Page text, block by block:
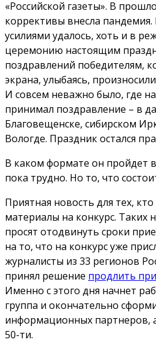
«Российской газеты». В
коррективы внесла
усилиями удалось, хоть и в
церемонию настоящим
поздравлений победителям,
экрана, улыбаясь,
И совсем неважно было, где
принимал поздравление – в
Благовещенске, сибирском
Вологде. Праздник остался
В каком формате он пройдет в
пока трудно. Но то, что
Приятная новость для тех,
материалы на конкурс. Таких
просят отодвинуть сроки
на то, что на конкурс уже
журналисты из 33 регионов
принял решение продлить
Именно с этого дня начнет
группа и окончательно
информационных партнеров,
50-ти.